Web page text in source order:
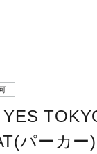
パーカー)